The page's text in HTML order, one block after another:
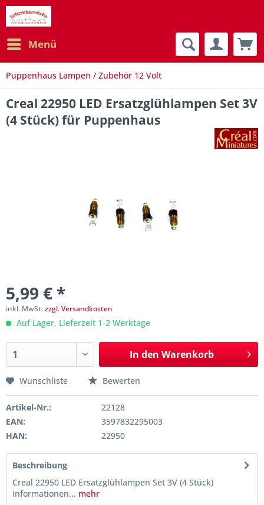
Menü
Puppenhaus Lampen / Zubehör 12 Volt
Creal 22950 LED Ersatzglühlampen Set 3V
(4 Stück) für Puppenhaus
5,99 € *
inkl. MwSt.zzgl. Versandkosten
Auf Lager, Lieferzeit 1-2 Werktage
In den Warenkorb
Wunschliste Bewerten
Artikel-Nr.:
22128
EAN:
3597832295003
HAN:
22950
Beschreibung
Creal 22950 LED Ersatzglühlampen Set 3V (4 Stück)
Informationen... mehr